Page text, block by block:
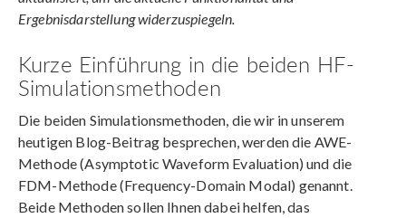
Ergebnisdarstellung widerzuspiegeln.
Kurze Einführung in die beiden HF-
Simulationsmethoden
Die beiden Simulationsmethoden, die wir in unserem
heutigen Blog-Beitrag besprechen, werden die AWE-
Methode (Asymptotic Waveform Evaluation) und die
FDM-Methode (Frequency-Domain Modal) genannt.
Beide Methoden sollen Ihnen dabei helfen, das